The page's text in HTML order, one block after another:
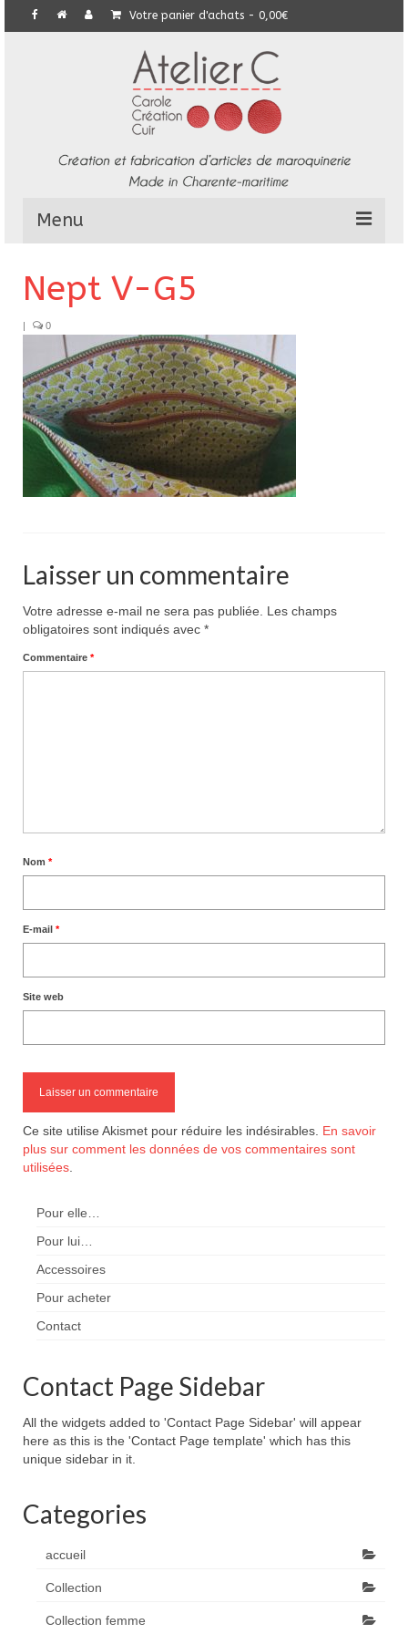
Votre panier d'achats - 0,00€
Menu
Collection
Commandes particulières
E-Boutique
Pour acheter
Contact
Nept V-G5
| 0
Laisser un commentaire
Votre adresse e-mail ne sera pas publiée.
Les champs
obligatoires sont indiqués avec *
Commentaire *
Nom *
E-mail *
Site web
Ce site utilise Akismet pour réduire les indésirables. En savoir
plus sur comment les données de vos commentaires sont
utilisées
Pour elle…
Pour lui…
Accessoires
Pour acheter
Contact
Contact Page Sidebar
All the widgets added to 'Contact Page Sidebar' will appear
here as this is the 'Contact Page template' which has this
unique sidebar in it.
Categories
accueil
Collection
Collection femme